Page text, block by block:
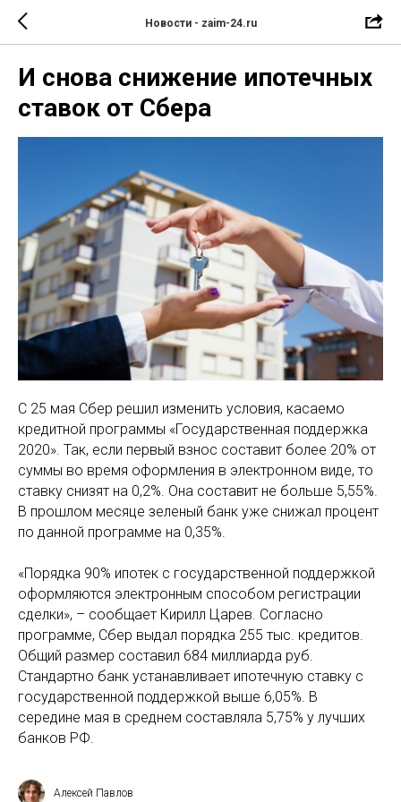
Новости - zaim-24.ru
И снова снижение ипотечных
ставок от Сбера
С 25 мая Сбер решил изменить условия, касаемо
кредитной программы «Государственная поддержка
2020». Так, если первый взнос составит более 20% от
суммы во время оформления в электронном виде, то
ставку снизят на 0,2%. Она составит не больше 5,55%.
В прошлом месяце зеленый банк уже снижал процент
по данной программе на 0,35%.
«Порядка 90% ипотек с государственной поддержкой
оформляются электронным способом регистрации
сделки», – сообщает Кирилл Царев. Согласно
программе, Сбер выдал порядка 255 тыс. кредитов.
Общий размер составил 684 миллиарда руб.
Стандартно банк устанавливает ипотечную ставку с
государственной поддержкой выше 6,05%. В
середине мая в среднем составляла 5,75% у лучших
банков РФ.
Алексей Павлов